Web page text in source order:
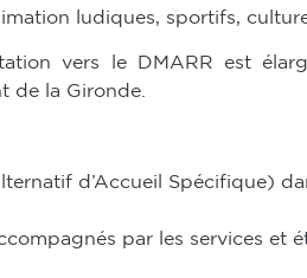
ludiques, sportifs,
vers le DMARR est
de la Gironde.
d’Accueil Spécifique)
par les services et